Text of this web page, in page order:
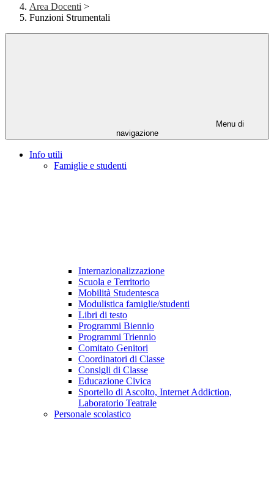
Area Docenti >
Funzioni Strumentali
Menu di
navigazione
Info utili
Famiglie e studenti
Internazionalizzazione
Scuola e Territorio
Mobilità Studentesca
Modulistica famiglie/studenti
Libri di testo
Programmi Biennio
Programmi Triennio
Comitato Genitori
Coordinatori di Classe
Consigli di Classe
Educazione Civica
Sportello di Ascolto, Internet Addiction,
Laboratorio Teatrale
Personale scolastico